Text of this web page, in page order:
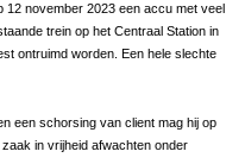
12 november 2023 een accu met veel
trein op het Centraal Station in
ontruimd worden. Een hele slechte
een schorsing van client mag hij op
in vrijheid afwachten onder